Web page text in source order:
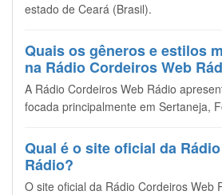
estado de Ceará (Brasil).
Quais os gêneros e estilos
na Rádio Cordeiros Web
A Rádio Cordeiros Web Rádio
focada principalmente em Sertaneja,
Qual é o site oficial da
Rádio?
O site oficial da Rádio Cordeiros Web